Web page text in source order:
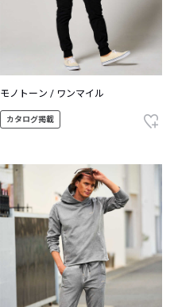
モノトーン / ワンマイル
カタログ掲載